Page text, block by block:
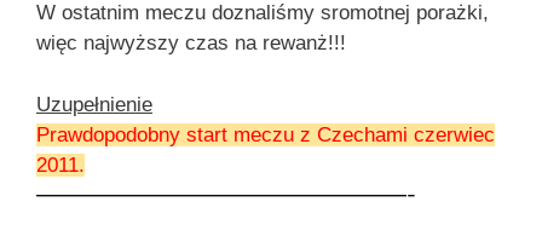
W ostatnim meczu doznaliśmy sromotnej porażki,
więc najwyższy czas na rewanż!!!
Uzupełnienie
Prawdopodobny start meczu z Czechami czerwiec
2011.
——————————————————-